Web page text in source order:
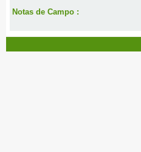
Notas de Campo :